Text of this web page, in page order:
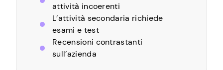
attività incoerenti
L’attività secondaria richiede
esami e test
Recensioni contrastanti
sull’azienda